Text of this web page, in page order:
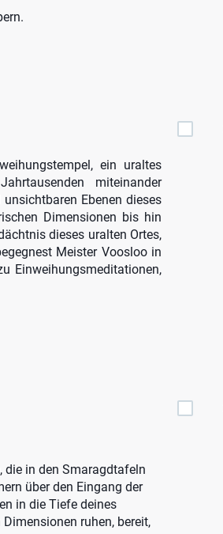
ein uraltes
miteinander
Ebenen dieses
Dimensionen bis hin
dieses uralten Ortes,
Meister Voosloo in
Einweihungsmeditationen,
die in den Smaragdtafeln
über den Eingang der
in die Tiefe deines
ruhen, bereit,